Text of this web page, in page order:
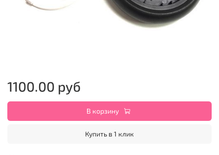
1100.00 руб
В корзину
Купить в 1 клик